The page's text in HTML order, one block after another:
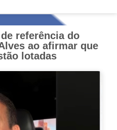
referência do
ao afirmar que
lotadas